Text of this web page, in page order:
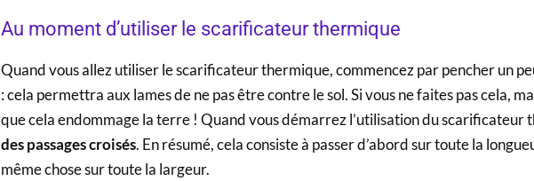
Au moment d’utiliser le scarificateur thermique
Quand vous allez utiliser le scarificateur thermique, commencez par pencher un
: cela permettra aux lames de ne pas être contre le sol. Si vous ne faites pas cela,
que cela endommage la terre ! Quand vous démarrez l’utilisation du
des passages croisés. En résumé, cela consiste à passer d’abord sur toute la
même chose sur toute la largeur.